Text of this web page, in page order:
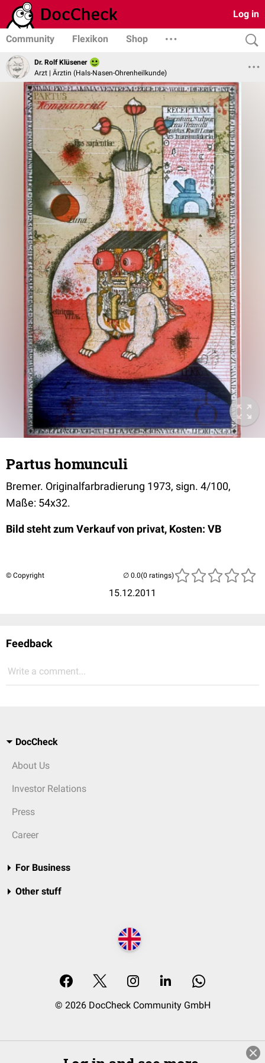
Log in
Community Flexikon Shop
Dr. Rolf Klüsener
Arzt | Ärztin (Hals-Nasen-Ohrenheilkunde)
Partus homunculi
Bremer. Originalfarbradierung 1973, sign. 4/100,
Maße: 54x32.
Bild steht zum Verkauf von privat, Kosten: VB
© Copyright
15.12.2011
(0 ratings)
Feedback
Write a comment...
DocCheck
About Us
Investor Relations
Press
Career
For Business
Other stuff
© 2026 DocCheck Community GmbH